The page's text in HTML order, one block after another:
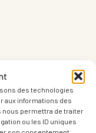
des technologies
aux informations des
nous permettra de traiter
ou les ID uniques